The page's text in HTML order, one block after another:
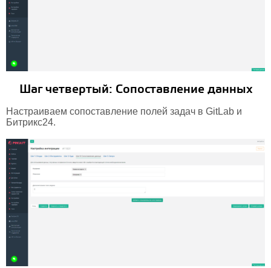
Шаг четвертый: Сопоставление данных
Настраиваем сопоставление полей задач в GitLab и
Битрикс24.